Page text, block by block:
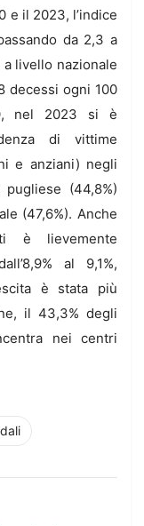
e il 2023, l’indice
da 2,3 a
livello nazionale
decessi ogni 100
nel 2023 si è
di vittime
e anziani) negli
(44,8%)
(47,6%). Anche
è lievemente
al 9,1%,
è stata più
il 43,3% degli
nei centri